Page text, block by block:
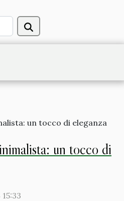
un tocco di eleganza
un tocco di